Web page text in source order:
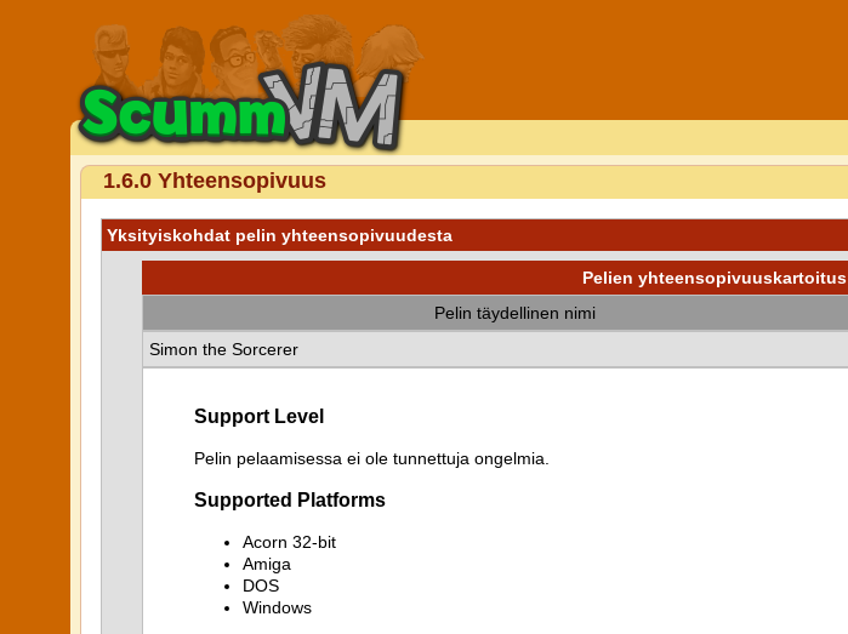
1.6.0 Yhteensopivuus
Yksityiskohdat pelin yhteensopivuudesta
Pelien yhteensopivuuskartoitus
Pelin täydellinen nimi
Simon the Sorcerer
Support Level
Pelin pelaamisessa ei ole tunnettuja ongelmia.
Supported Platforms
Acorn 32-bit
Amiga
DOS
Windows